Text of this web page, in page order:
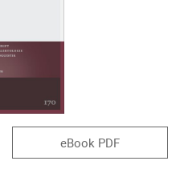
eBook PDF